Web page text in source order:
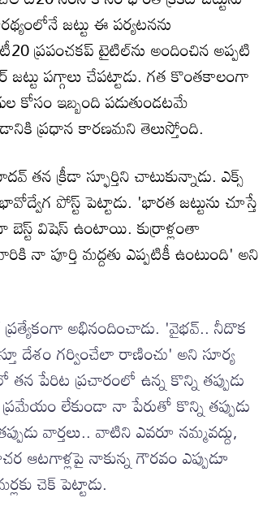
జట్టు ఈ పర్యటనను
ప్రపంచకప్ టైటిల్‌ను అందించిన అప్పటి
పగ్గాలు చేపట్టాడు. గత కొంతకాలంగా
కోసం ఇబ్బంది పడుతుండటమే
ప్రధాన కారణమని తెలుస్తోంది.
తన క్రీడా స్ఫూర్తిని చాటుకున్నాడు. ఎక్స్
పోస్ట్ పెట్టాడు. 'భారత జట్టును చూస్తే
విషెస్ ఉంటాయి. కుర్రాళ్లంతా
నా పూర్తి మద్దతు ఎప్పటికీ ఉంటుంది' అని
అభినందించాడు. 'వైభవ్.. నీదొక
దేశం గర్వించేలా రాణించు' అని సూర్య
ప్రచారంలో ఉన్న కొన్ని తప్పుడు
లేకుండా నా పేరుతో కొన్ని తప్పుడు
వార్తలు.. వాటిని ఎవరూ నమ్మవద్దు,
ఆటగాళ్లపై నాకున్న గౌరవం ఎప్పుడూ
చెక్ పెట్టాడు.